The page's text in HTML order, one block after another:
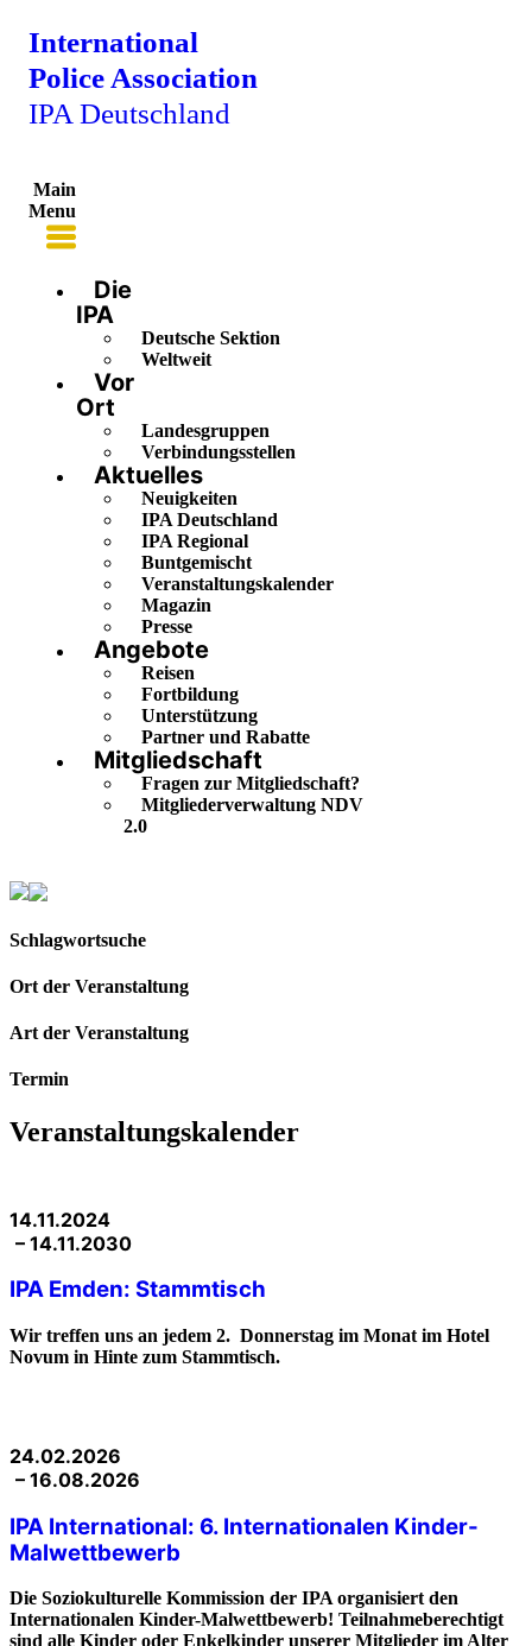
International
Police Association
IPA Deutschland
Main
Menu
Die
IPA
Deutsche Sektion
Weltweit
Vor
Ort
Landesgruppen
Verbindungsstellen
Aktuelles
Neuigkeiten
IPA Deutschland
IPA Regional
Buntgemischt
Veranstaltungskalender
Magazin
Presse
Angebote
Reisen
Fortbildung
Unterstützung
Partner und Rabatte
Mitgliedschaft
Fragen zur Mitgliedschaft?
Mitgliederverwaltung NDV
2.0
Schlagwortsuche
Ort der Veranstaltung
Art der Veranstaltung
Termin
Veranstaltungs­kalender
14.11.2024
– 14.11.2030
IPA Emden: Stammtisch
Wir treffen uns an jedem 2. Donnerstag im Monat im Hotel
Novum in Hinte zum Stammtisch.
24.02.2026
– 16.08.2026
IPA International: 6. Internationalen Kinder-
Malwettbewerb
Die Soziokulturelle Kommission der IPA organisiert den
Internationalen Kinder-Malwettbewerb! Teilnahmeberechtigt
sind alle Kinder oder Enkelkinder unserer Mitglieder im Alter